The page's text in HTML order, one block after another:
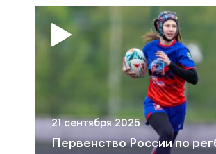
Первенство России по
21 сентября 2025